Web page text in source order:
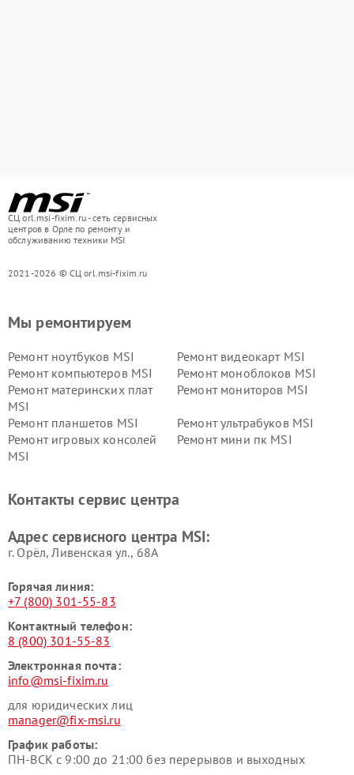
СЦ orl.msi-fixim.ru - сеть сервисных
центров в Орле по ремонту и
обслуживанию техники MSI
2021-2026 © СЦ orl.msi-fixim.ru
Мы ремонтируем
Ремонт ноутбуков MSI
Ремонт видеокарт MSI
Ремонт компьютеров MSI
Ремонт моноблоков MSI
Ремонт материнских плат
MSI
Ремонт мониторов MSI
Ремонт планшетов MSI
Ремонт ультрабуков MSI
Ремонт игровых консолей
MSI
Ремонт мини пк MSI
Контакты сервис центра
Адрес сервисного центра MSI:
г. Орёл, Ливенская ул., 68А
Горячая линия:
+7 (800) 301-55-83
Контактный телефон:
8 (800) 301-55-83
Электронная почта:
info@msi-fixim.ru
для юридических лиц
manager@fix-msi.ru
График работы:
ПН-ВСК с 9:00 до 21:00 без перерывов и выходных